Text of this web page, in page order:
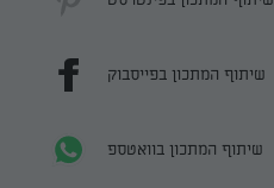
שיתוף המתכון בפייסבוק
שיתוף המתכון בוואטספ